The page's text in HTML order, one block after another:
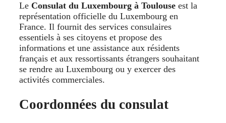
Le Consulat du Luxembourg à Toulouse est la
représentation officielle du Luxembourg en
France. Il fournit des services consulaires
essentiels à ses citoyens et propose des
informations et une assistance aux résidents
français et aux ressortissants étrangers souhaitant
se rendre au Luxembourg ou y exercer des
activités commerciales.
Coordonnées du consulat